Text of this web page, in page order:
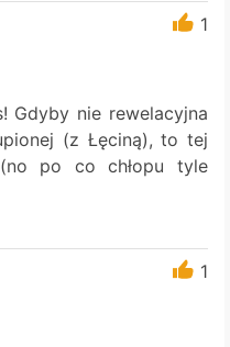
1
Gdyby nie rewelacyjna
(z Łęciną), to tej
po co chłopu tyle
1